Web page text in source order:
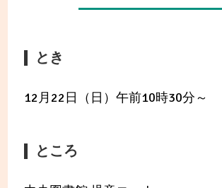
とき
12月22日（日）午前10時30分～
ところ